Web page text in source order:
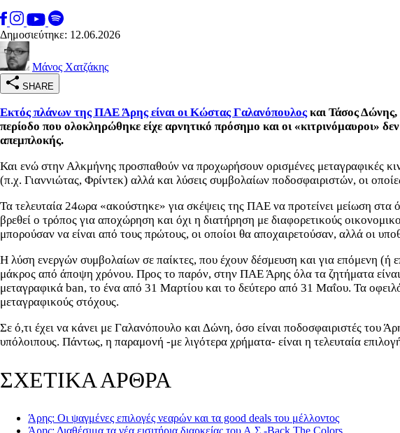
Δημοσιεύτηκε: 12.06.2026
Μάνος Χατζάκης
SHARE
Εκτός πλάνων της ΠΑΕ Άρης είναι οι Κώστας Γαλανόπουλοςκαι Τάσος Δώνης,
περίοδο που ολοκληρώθηκε είχε αρνητικό πρόσημο και οι «κιτρινόμαυροι»
απεμπλοκής.
Και ενώ στην Αλκμήνης προσπαθούν να προχωρήσουν ορισμένες μεταγραφικές
(π.χ. Γιαννιώτας, Φρίντεκ) αλλά και λύσεις συμβολαίων ποδοσφαιριστών, οι
Τα τελευταία 24ωρα «ακούστηκε» για σκέψεις της ΠΑΕ να προτείνει μείωση στα
βρεθεί ο τρόπος για αποχώρηση και όχι η διατήρηση με διαφορετικούς
μπορούσαν να είναι από τους πρώτους, οι οποίοι θα αποχαιρετούσαν, αλλά οι
Η λύση ενεργών συμβολαίων σε παίκτες, που έχουν δέσμευση και για επόμενη
μάκρος από άποψη χρόνου. Προς το παρόν, στην ΠΑΕ Άρης όλα τα ζητήματα είναι
μεταγραφικά ban, το ένα από 31 Μαρτίου και το δεύτερο από 31 Μαΐου. Τα
μεταγραφικούς στόχους.
Σε ό,τι έχει να κάνει με Γαλανόπουλο και Δώνη, όσο είναι ποδοσφαιριστές του
υπόλοιπους. Πάντως, η παραμονή -με λιγότερα χρήματα- είναι η τελευταία
ΣΧΕΤΙΚΑ ΑΡΘΡΑ
Άρης: Οι ψαγμένες επιλογές νεαρών και τα good deals του μέλλοντος
Άρης: Διαθέσιμα τα νέα εισιτήρια διαρκείας του Α.Σ.-Back The Colors